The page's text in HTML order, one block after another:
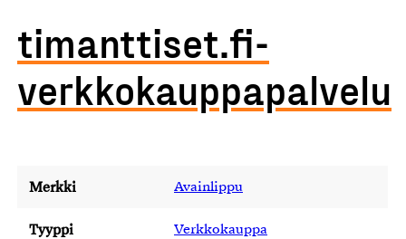
timanttiset.fi-
verkkokauppapalvelu
Merkki Avainlippu
Tyyppi Verkkokauppa